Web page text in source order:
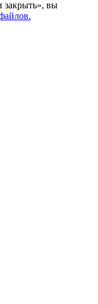
закрыть», вы